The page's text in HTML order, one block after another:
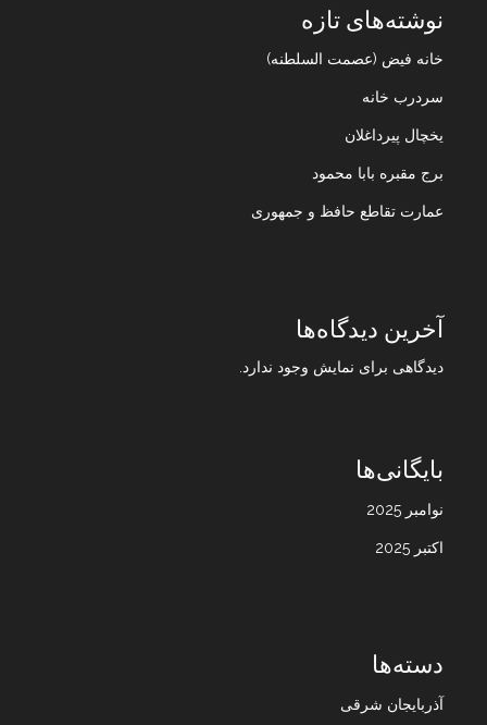
نوشته‌های تازه
خانه فیض (عصمت السلطنه)
سردرب خانه
یخچال پیرداغلان
برج مقبره بابا محمود
عمارت تقاطع حافظ و جمهوری
آخرین دیدگاه‌ها
دیدگاهی برای نمایش وجود ندارد.
بایگانی‌ها
نوامبر 2025
اکتبر 2025
دسته‌ها
آذربایجان شرقی